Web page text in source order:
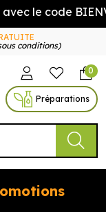
le code
conditions)
de la Pharmacie
0
Préparations